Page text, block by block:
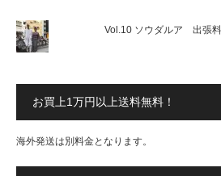
Vol.10 ソウダルア 出張
お買上1万円以上送料無料！
海外発送は別料金となります。